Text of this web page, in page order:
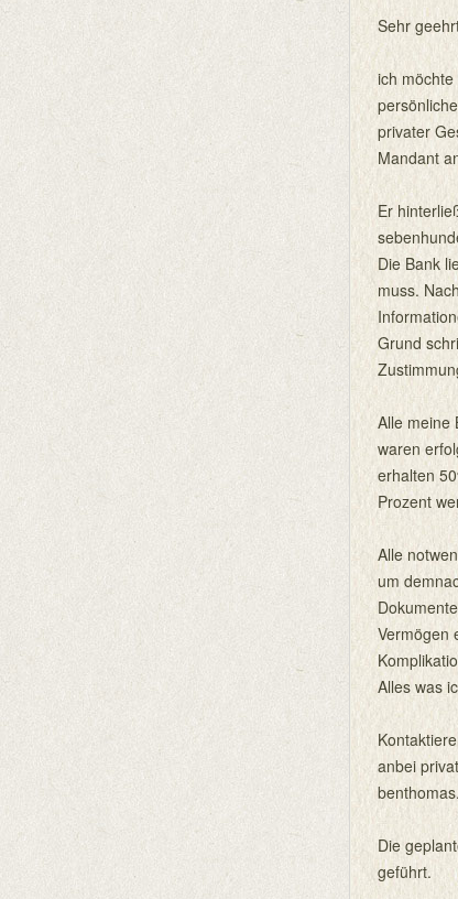
Sehr
ich
privater
Mandant
Er
Die Bank
muss.
Grund
Alle meine
waren
erhalten
Prozent
Alle
um
Vermögen
Alles was
anbei
Die
geführt.